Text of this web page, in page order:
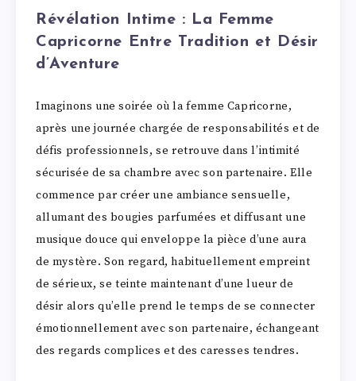
Révélation Intime : La Femme
Capricorne Entre Tradition et Désir
d’Aventure
Imaginons une soirée où la femme Capricorne,
après une journée chargée de responsabilités et de
défis professionnels, se retrouve dans l’intimité
sécurisée de sa chambre avec son partenaire. Elle
commence par créer une ambiance sensuelle,
allumant des bougies parfumées et diffusant une
musique douce qui enveloppe la pièce d’une aura
de mystère. Son regard, habituellement empreint
de sérieux, se teinte maintenant d’une lueur de
désir alors qu’elle prend le temps de se connecter
émotionnellement avec son partenaire, échangeant
des regards complices et des caresses tendres.